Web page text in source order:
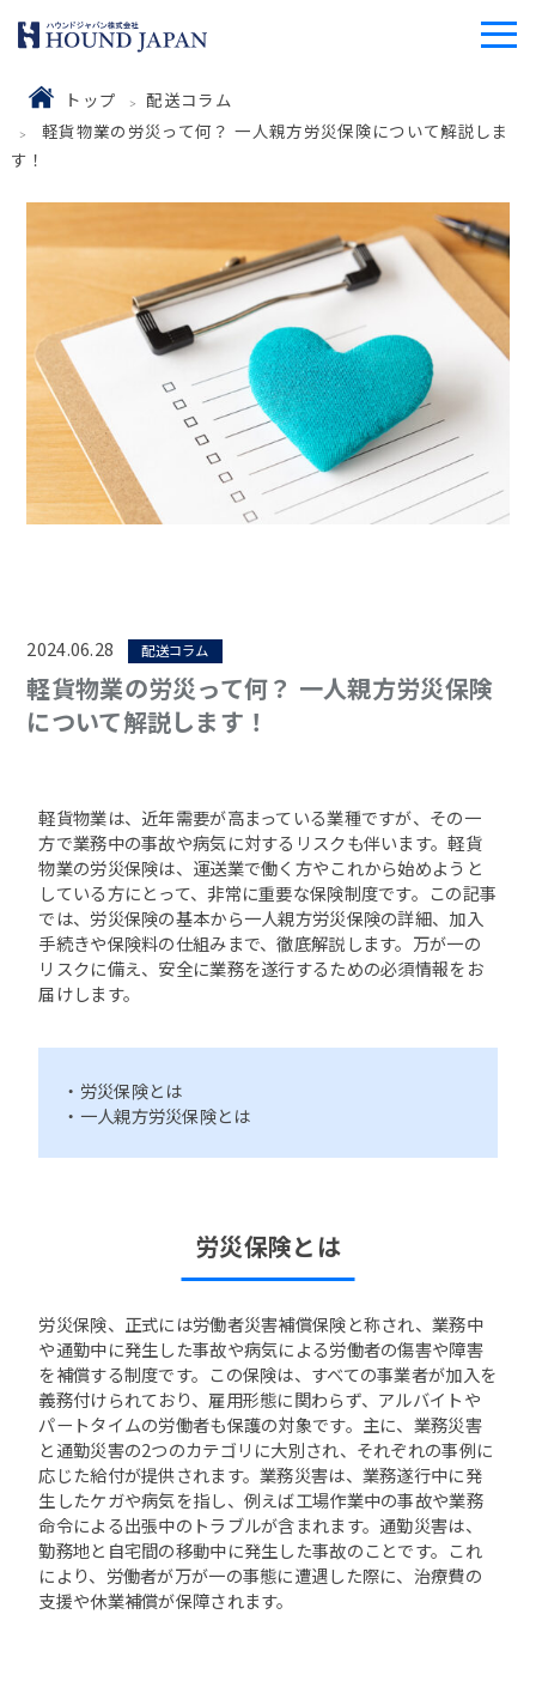
トップ
配送コラム
軽貨物業の労災って何？ 一人親方労災保険について解説しま
す！
2024.06.28 配送コラム
軽貨物業の労災って何？ 一人親方労災保険
について解説します！
軽貨物業は、近年需要が高まっている業種ですが、その一
方で業務中の事故や病気に対するリスクも伴います。軽貨
物業の労災保険は、運送業で働く方やこれから始めようと
している方にとって、非常に重要な保険制度です。この記事
では、労災保険の基本から一人親方労災保険の詳細、加入
手続きや保険料の仕組みまで、徹底解説します。万が一の
リスクに備え、安全に業務を遂行するための必須情報をお
届けします。
・労災保険とは
・一人親方労災保険とは
労災保険とは
労災保険、正式には労働者災害補償保険と称され、業務中
や通勤中に発生した事故や病気による労働者の傷害や障害
を補償する制度です。この保険は、すべての事業者が加入を
義務付けられており、雇用形態に関わらず、アルバイトや
パートタイムの労働者も保護の対象です。主に、業務災害
と通勤災害の2つのカテゴリに大別され、それぞれの事例に
応じた給付が提供されます。業務災害は、業務遂行中に発
生したケガや病気を指し、例えば工場作業中の事故や業務
命令による出張中のトラブルが含まれます。通勤災害は、
勤務地と自宅間の移動中に発生した事故のことです。これ
により、労働者が万が一の事態に遭遇した際に、治療費の
支援や休業補償が保障されます。